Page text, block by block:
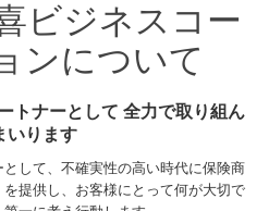
ビジネスコー
ンについて
トナーとして 全力で取り組ん
いります
して、不確実性の高い時代に保険商
提供し、お客様にとって何が大切で